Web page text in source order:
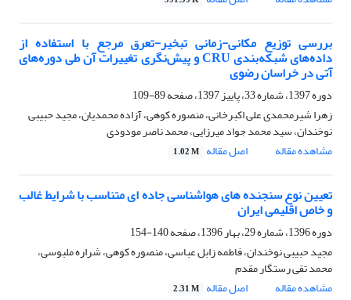
بررسی توزیع مکانی-زمانی تبخیر-تعرق مرجع با استفاده از
داده‌های شبکه‌بندی CRU و پیش‌نگری تغییرات آن طی دوره‌های
آتی در خراسان رضوی
دوره 1397، شماره 33، پاییز 1397، صفحه
89-109
زهرا شیرمحمدی علی اکبرخانی، منصوره کوهی، آزاده محمدیان، مجید حبیبی
نوخندان، سید محمد جواد میرزایی، محمد ناصر مودودی
مشاهده مقاله
اصل مقاله 1.02 M
تعیین نوع سنجنده های هواشناسی جاده ای متناسب با شرایط غالب
و خاص اقلیمی ایران
دوره 1396، شماره 29، بهار 1396، صفحه
140-154
مجید حبیبی نوخندان، فاطمه زابل عباسی، منصوره کوهی، شراره ملبوسی،
محمد تقی رستگار مقدم
مشاهده مقاله
اصل مقاله 2.31 M